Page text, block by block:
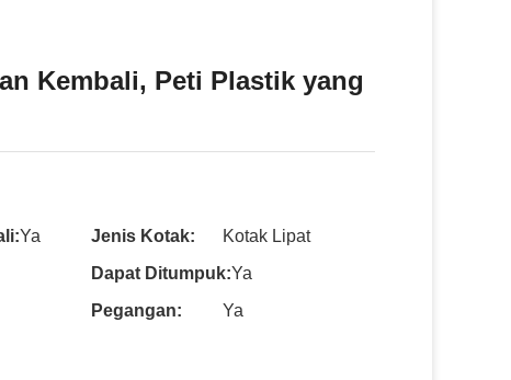
Kembali, Peti Plastik yang
Ya Jenis Kotak:
Kotak Lipat
Dapat Ditumpuk:Ya
Pegangan:
Ya